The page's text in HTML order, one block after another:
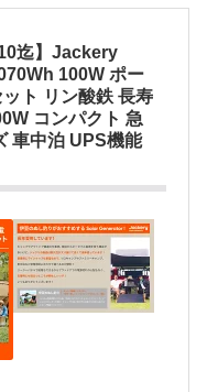
迄】Jackery
100W ポー
ト リン酸鉄 長寿
コンパクト 急
車中泊 UPS機能